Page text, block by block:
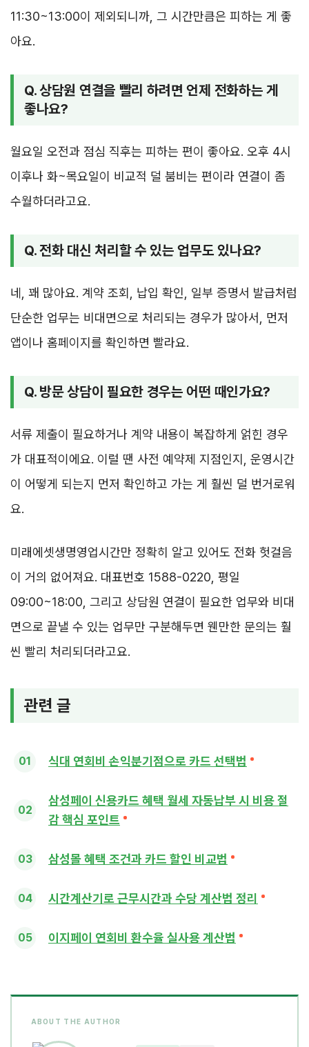
11:30~13:00이 제외되니까, 그 시간만큼은 피하는 게 좋
아요.
Q. 상담원 연결을 빨리 하려면 언제 전화하는 게
좋나요?
월요일 오전과 점심 직후는 피하는 편이 좋아요. 오후 4시
이후나 화~목요일이 비교적 덜 붐비는 편이라 연결이 좀
수월하더라고요.
Q. 전화 대신 처리할 수 있는 업무도 있나요?
네, 꽤 많아요. 계약 조회, 납입 확인, 일부 증명서 발급처럼
단순한 업무는 비대면으로 처리되는 경우가 많아서, 먼저
앱이나 홈페이지를 확인하면 빨라요.
Q. 방문 상담이 필요한 경우는 어떤 때인가요?
서류 제출이 필요하거나 계약 내용이 복잡하게 얽힌 경우
가 대표적이에요. 이럴 땐 사전 예약제 지점인지, 운영시간
이 어떻게 되는지 먼저 확인하고 가는 게 훨씬 덜 번거로워
요.
미래에셋생명영업시간만 정확히 알고 있어도 전화 헛걸음
이 거의 없어져요. 대표번호 1588-0220, 평일
09:00~18:00, 그리고 상담원 연결이 필요한 업무와 비대
면으로 끝낼 수 있는 업무만 구분해두면 웬만한 문의는 훨
씬 빨리 처리되더라고요.
관련 글
식대 연회비 손익분기점으로 카드 선택법
삼성페이 신용카드 혜택 월세 자동납부 시 비용 절
감 핵심 포인트
삼성몰 혜택 조건과 카드 할인 비교법
시간계산기로 근무시간과 수당 계산법 정리
이지페이 연회비 환수율 실사용 계산법
ABOUT THE AUTHOR